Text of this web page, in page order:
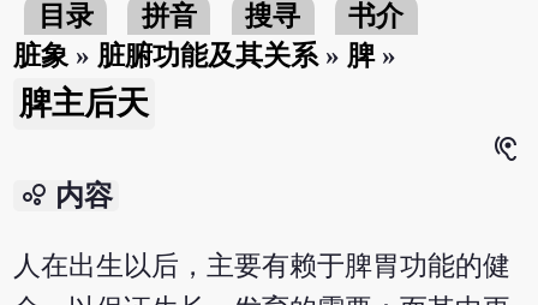
目录 拼音 搜寻
书介
脏象 » 脏腑功能及其关系 » 脾»
脾主后天
hearing
bubble_chart 内容
人在出生以后，主要有赖于脾胃功能的健